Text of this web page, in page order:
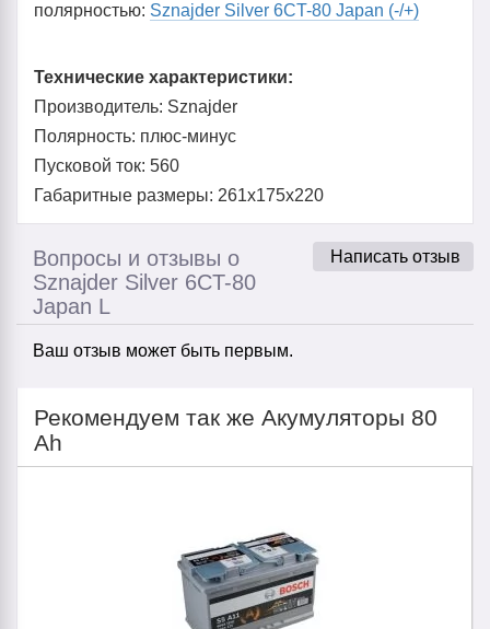
полярностью: Sznajder Silver 6CT-80 Japan (-/+)
Технические характеристики:
Производитель: Sznajder
Полярность: плюс-минус
Пусковой ток: 560
Габаритные размеры: 261x175x220
Написать отзыв
Вопросы и отзывы о
Sznajder Silver 6CT-80
Japan L
Ваш отзыв может быть первым.
Рекомендуем так же Акумуляторы 80
Ah